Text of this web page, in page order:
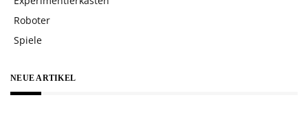
Roboter
Spiele
NEUE ARTIKEL